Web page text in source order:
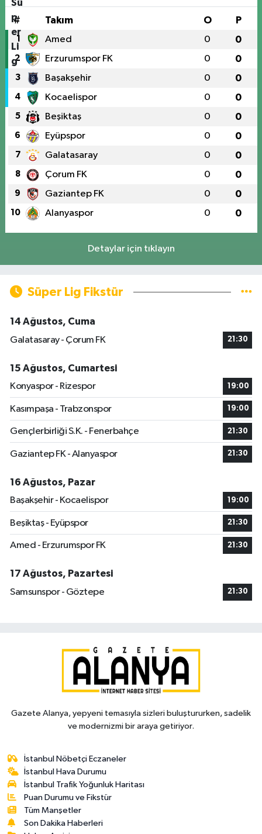
# Takım O P
1 Amed 0 0
2 Erzurumspor FK 0 0
3 Başakşehir 0 0
4 Kocaelispor 0 0
5 Beşiktaş 0 0
6 Eyüpspor 0 0
7 Galatasaray 0 0
8 Çorum FK 0 0
9 Gaziantep FK 0 0
10 Alanyaspor 0 0
Detaylar için tıklayın
Süper Lig Fikstür
14 Ağustos, Cuma
Galatasaray - Çorum FK
21:30
15 Ağustos, Cumartesi
Konyaspor - Rizespor
19:00
Kasımpaşa - Trabzonspor 19:00
Gençlerbirliği S.K. - Fenerbahçe 21:30
Gaziantep FK - Alanyaspor 21:30
16 Ağustos, Pazar
Başakşehir - Kocaelispor
19:00
Beşiktaş - Eyüpspor 21:30
Amed - Erzurumspor FK 21:30
17 Ağustos, Pazartesi
Samsunspor - Göztepe
21:30
Gazete Alanya, yepyeni temasıyla sizleri buluştururken, sadelik
ve modernizmi bir araya getiriyor.
İstanbul Nöbetçi Eczaneler
İstanbul Hava Durumu
İstanbul Trafik Yoğunluk Haritası
Puan Durumu ve Fikstür
Tüm Manşetler
Son Dakika Haberleri